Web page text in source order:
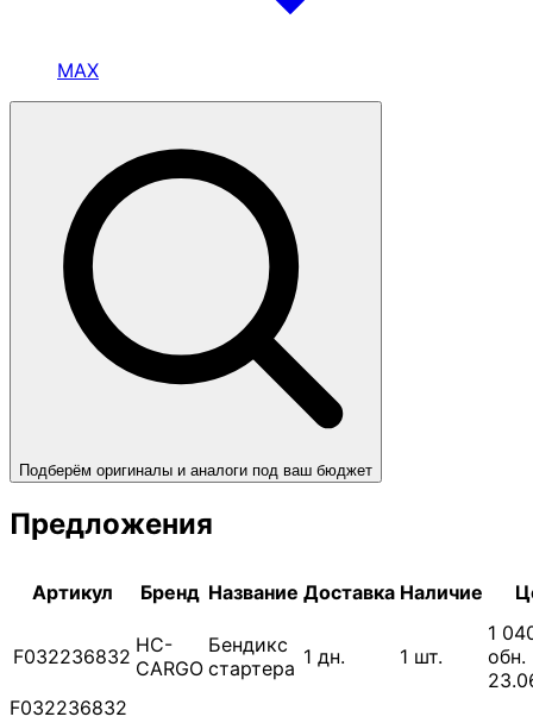
MAX
Подберём оригиналы и аналоги под ваш бюджет
Предложения
Артикул Бренд Название Доставка Наличие
F032236832 HC-
CARGO
Бендикс
стартера 1 дн. 1 шт.
1
обн.
F032236832